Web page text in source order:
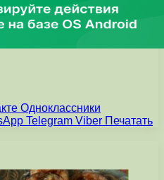
Одноклассники
Telegram Viber Печатать